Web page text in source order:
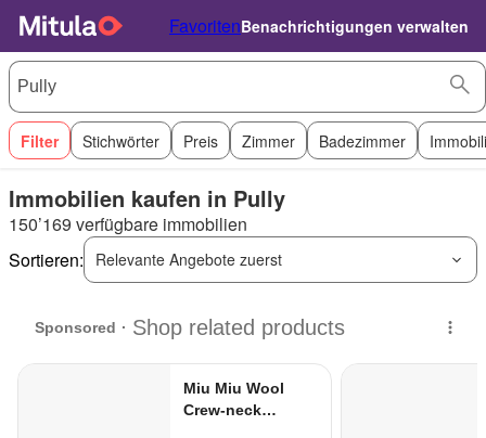
FavoritenBenachrichtigungen verwalten
Filter Stichwörter Preis Zimmer Badezimmer
Immobilien kaufen in Pully
150’169 verfügbare immobilien
Sortieren:
Relevante Angebote zuerst